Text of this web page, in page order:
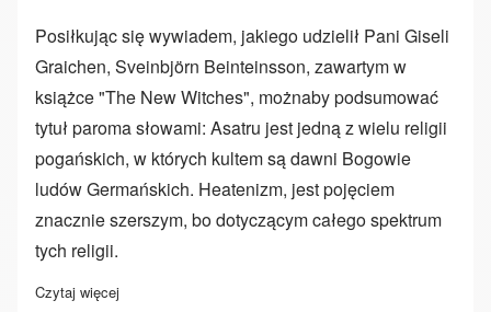
Posiłkując się wywiadem, jakiego udzielił Pani Giseli
Graichen, Sveinbjörn Beinteinsson, zawartym w
książce "The New Witches", możnaby podsumować
tytuł paroma słowami: Asatru jest jedną z wielu religii
pogańskich, w których kultem są dawni Bogowie
ludów Germańskich. Heatenizm, jest pojęciem
znacznie szerszym, bo dotyczącym całego spektrum
tych religii.
Czytaj więcej